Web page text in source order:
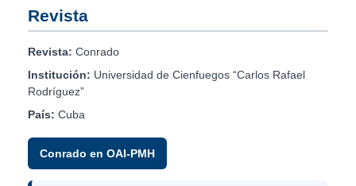
Revista
Revista: Conrado
Institución: Universidad de Cienfuegos “Carlos Rafael
Rodríguez”
País: Cuba
Conrado en OAI-PMH